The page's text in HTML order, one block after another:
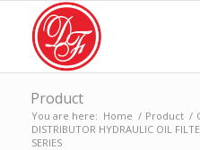
Product
You are here: Home / Product /
DISTRIBUTOR HYDRAULIC OIL
SERIES